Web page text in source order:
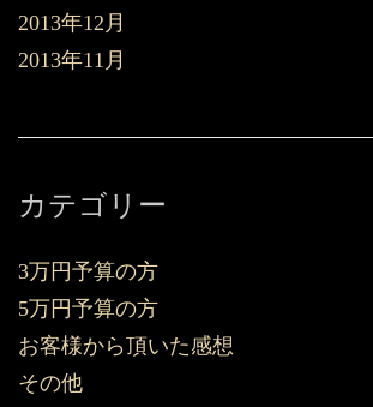
2013年12月
2013年11月
カテゴリー
3万円予算の方
5万円予算の方
お客様から頂いた感想
その他